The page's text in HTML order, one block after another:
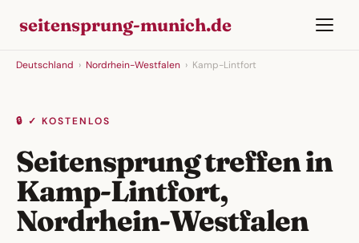
seitensprung-munich.de
Deutschland › Nordrhein-Westfalen › Kamp-Lintfort
🔒 ✓ KOSTENLOS
Seitensprung treffen in
Kamp-Lintfort,
Nordrhein-Westfalen